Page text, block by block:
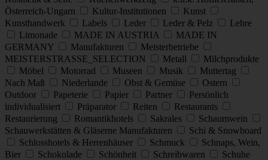
Österreich-Ungarn
Kultur-Institutionen
Kunst
Kunsthandwerk
Labels Leder Leder & Pelz
Lehre
Limonade
MADE IN AUSTRIA
MADE IN
GERMANY
Manufakturen
Meisterbetriebe
MEISTERSTRASSE_SELECTION
Metall
Milchprodukte
Möbel
Motorrad Museen Musik
Muttertag
Nach Maß
Niederlande Obst & Gemüse
Ostern
Outdoor
Papeterie Papier Partner
Persönlich
individualisiert
Präparator Reiten
Restaurants
Restaurierung
Romantikhotels Sakrales
Schaumwein
Schauwerkstätten & Gläserne Manufakturen
Schi & Snowboard
Schlosshotels & Herrenhäuser
Schmuck
Schnaps, Wein,
Bier
Schokolade Schönheit Schreibwaren
Schuhe